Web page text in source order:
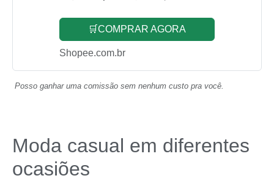
🛒COMPRAR AGORA
Shopee.com.br
Posso ganhar uma comissão sem nenhum custo pra você.
Moda casual em diferentes
ocasiões